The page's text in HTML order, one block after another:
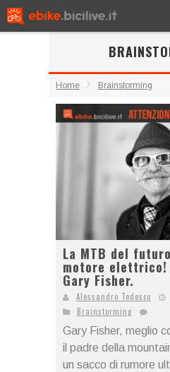
Home Brainstorming
La MTB del
motore elettrico!
Gary Fisher.
Alessandro Tedesco
Brainstorming
Gary Fisher, meglio
il padre della
un sacco di rumore